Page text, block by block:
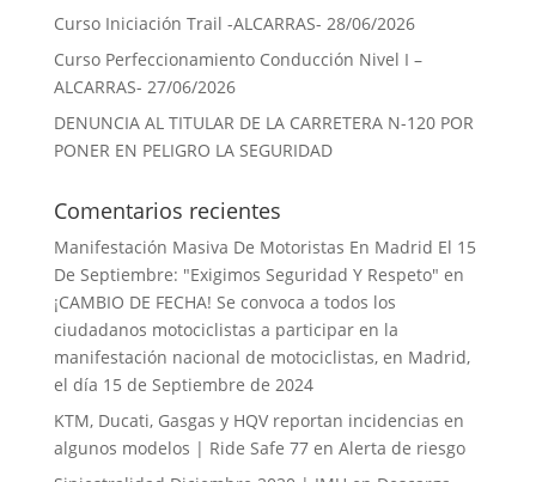
Curso Iniciación Trail -ALCARRAS- 28/06/2026
Curso Perfeccionamiento Conducción Nivel I –
ALCARRAS- 27/06/2026
DENUNCIA AL TITULAR DE LA CARRETERA N-120 POR
PONER EN PELIGRO LA SEGURIDAD
Comentarios recientes
Manifestación Masiva De Motoristas En Madrid El 15
De Septiembre: "Exigimos Seguridad Y Respeto" en
¡CAMBIO DE FECHA! Se convoca a todos los
ciudadanos motociclistas a participar en la
manifestación nacional de motociclistas, en Madrid,
el día 15 de Septiembre de 2024
KTM, Ducati, Gasgas y HQV reportan incidencias en
algunos modelos | Ride Safe 77en Alerta de riesgo